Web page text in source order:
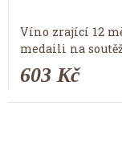
Víno zrající 12
medaili na
603 Kč